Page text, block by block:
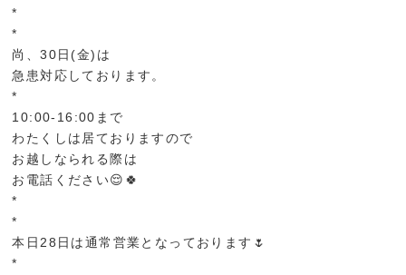
*
*
尚、30日(金)は
急患対応しております。
*
10:00-16:00まで
わたくしは居ておりますので
お越しなられる際は
お電話ください😌🍀
*
*
本日28日は通常営業となっております🌷
*